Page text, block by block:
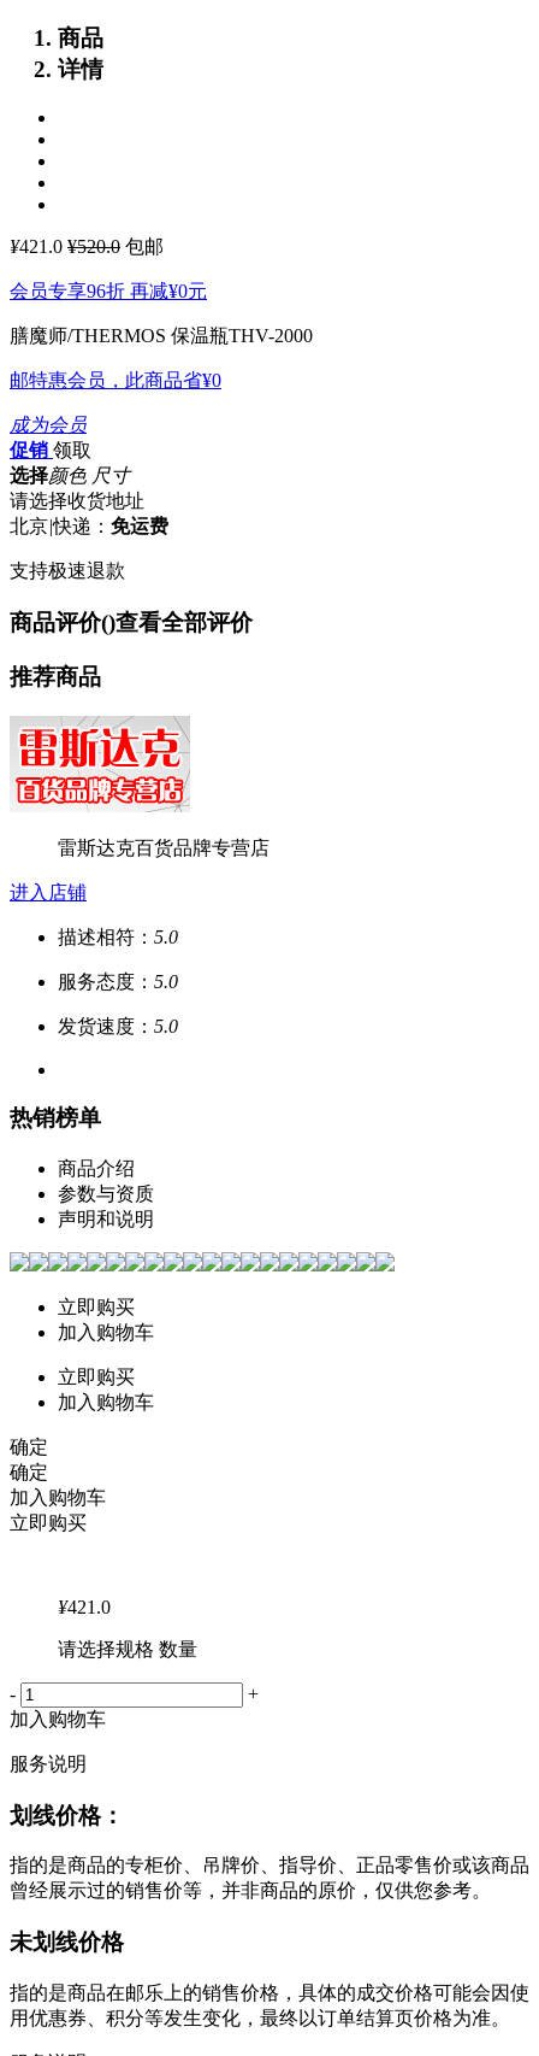
商品
详情
¥421.0 ¥520.0 包邮
会员专享96折 再减¥0元
膳魔师/THERMOS 保温瓶THV-2000
邮特惠会员，此商品省¥0
成为会员
促销 领取
选择颜色 尺寸
请选择收货地址
北京|快递： 免运费
支持极速退款
商品评价()查看全部评价
推荐商品
雷斯达克百货品牌专营店
进入店铺
描述相符： 5.0
服务态度： 5.0
发货速度： 5.0
热销榜单
商品介绍
参数与资质
声明和说明
立即购买
加入购物车
立即购买
加入购物车
确定
确定
加入购物车
立即购买
¥421.0
请选择规格 数量
-
+
加入购物车
服务说明
划线价格：
指的是商品的专柜价、吊牌价、指导价、正品零售价或该商品
曾经展示过的销售价等，并非商品的原价，仅供您参考。
未划线价格
指的是商品在邮乐上的销售价格，具体的成交价格可能会因使
用优惠券、积分等发生变化，最终以订单结算页价格为准。